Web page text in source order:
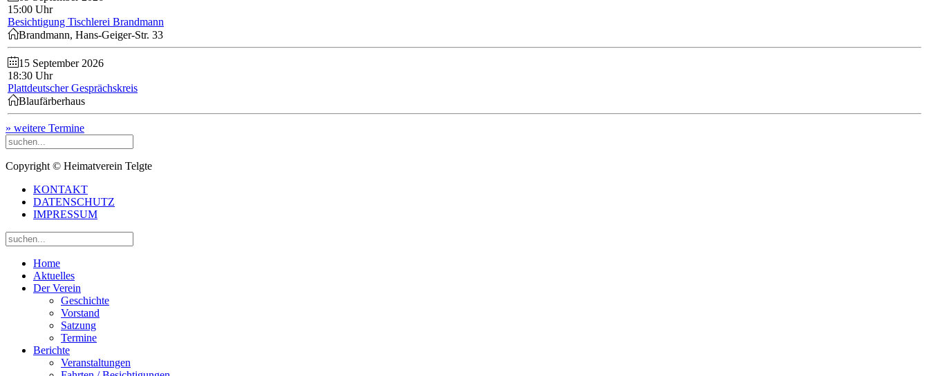
15:00 Uhr
Besichtigung Tischlerei Brandmann
Brandmann, Hans-Geiger-Str. 33
15 September 2026
18:30 Uhr
Plattdeutscher Gesprächskreis
Blaufärberhaus
» weitere Termine
Copyright © Heimatverein Telgte
KONTAKT
DATENSCHUTZ
IMPRESSUM
Home
Aktuelles
Der Verein
Geschichte
Vorstand
Satzung
Termine
Berichte
Veranstaltungen